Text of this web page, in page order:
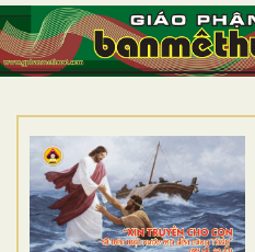
TRANG NHẤT
GIỚI THIỆU
DÒNG TU
BAN MỤC VỤ
ĐOÀN THỂ CG